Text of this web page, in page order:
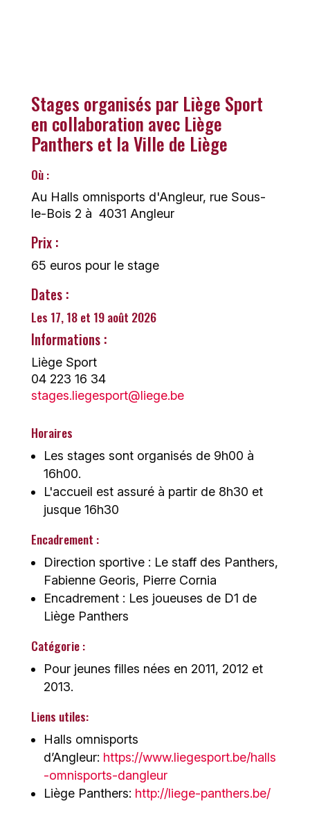
Stages organisés par Liège Sport
en collaboration avec Liège
Panthers et la Ville de Liège
Où :
Au Halls omnisports d'Angleur, rue Sous-
le-Bois 2 à 4031 Angleur
Prix :
65 euros pour le stage
Dates :
Les 17, 18 et 19 août 2026
Informations :
Liège Sport
04 223 16 34
stages.liegesport@liege.be
Horaires
Les stages sont organisés de 9h00 à
16h00.
L'accueil est assuré à partir de 8h30 et
jusque 16h30
Encadrement :
Direction sportive : Le staff des Panthers,
Fabienne Georis, Pierre Cornia
Encadrement : Les joueuses de D1 de
Liège Panthers
Catégorie :
Pour jeunes filles nées en 2011, 2012 et
2013.
Liens utiles:
Halls omnisports
d’Angleur: https://www.liegesport.be/halls
-omnisports-dangleur
Liège Panthers: http://liege-panthers.be/